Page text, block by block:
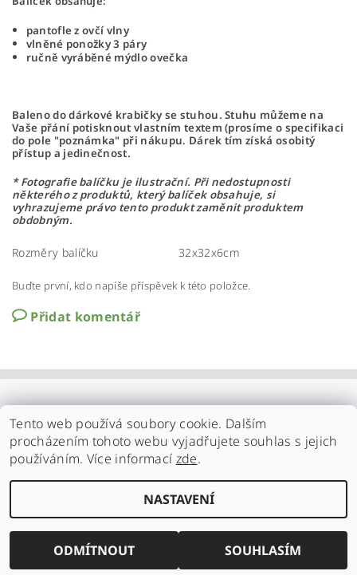
pantofle z ovčí vlny
vlněné ponožky 3 páry
ručně vyráběné mýdlo ovečka
Baleno do dárkové krabičky se stuhou. Stuhu můžeme na
Vaše přání potisknout vlastním textem (prosíme o specifikaci
do pole "poznámka" při nákupu. Dárek tím získá osobitý
přístup a jedinečnost.
* Fotografie balíčku je ilustrační. Při nedostupnosti
některého z produktů, který balíček obsahuje, si
vyhrazujeme právo tento produkt zaměnit produktem
obdobným.
Rozměry balíčku 32x32x6cm
Buďte první, kdo napíše příspěvek k této položce.
Přidat komentář
2026 ©Familynature.cz, všechna práva vyhrazenaUpravit nastavení cookies
Tento web používá soubory cookie. Dalším
procházením tohoto webu vyjadřujete souhlas s jejich
používáním. Více informací zde.
NASTAVENÍ
ODMÍTNOUT SOUHLASÍM